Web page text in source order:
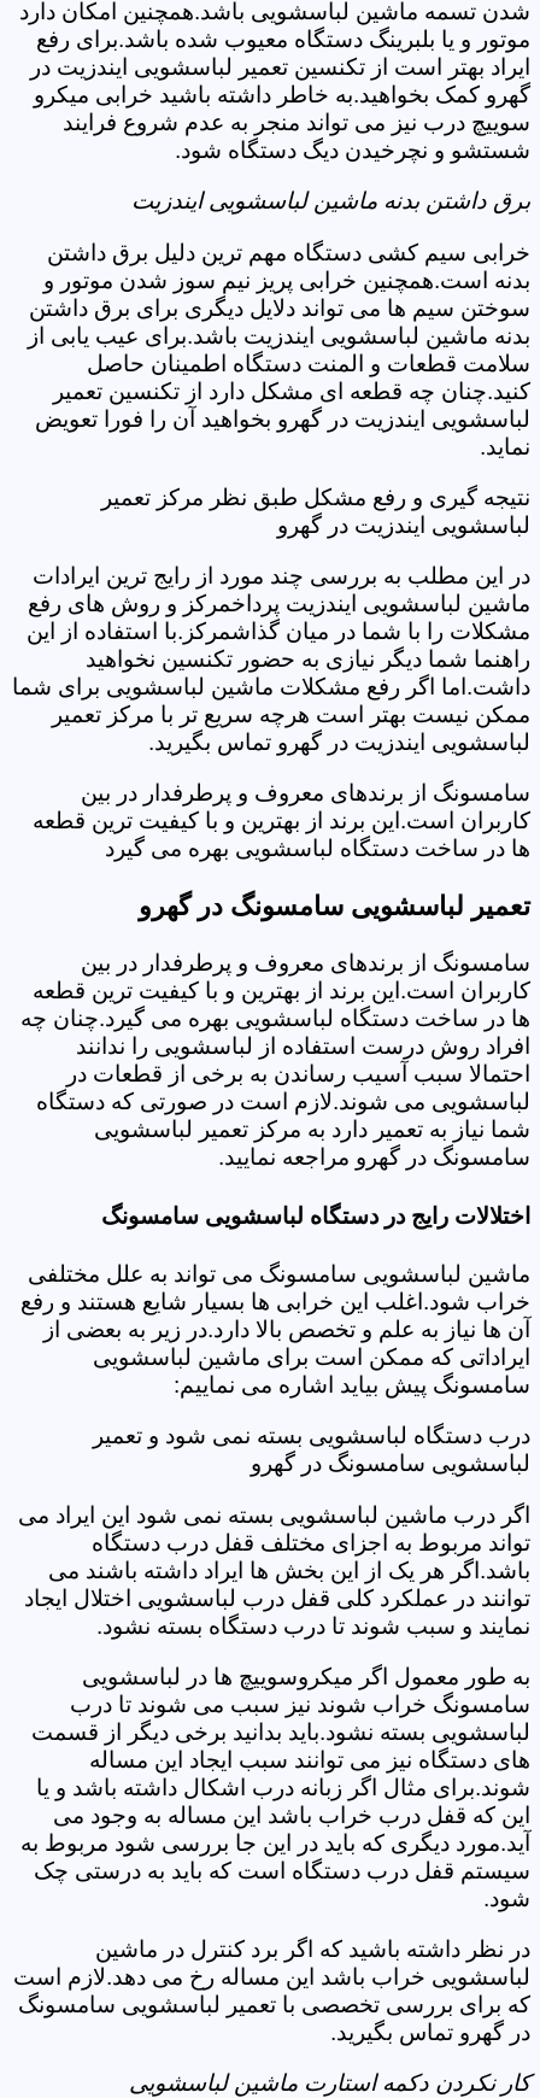
شدن تسمه ماشین لباسشویی باشد.همچنین امکان دارد
موتور و یا بلبرینگ دستگاه معیوب شده باشد.برای رفع
ایراد بهتر است از تکنسین تعمیر لباسشویی ایندزیت در
گهرو کمک بخواهید.به خاطر داشته باشید خرابی میکرو
سوییچ درب نیز می تواند منجر به عدم شروع فرایند
شستشو و نچرخیدن دیگ دستگاه شود.
برق داشتن بدنه ماشین لباسشویی ایندزیت
خرابی سیم کشی دستگاه مهم ترین دلیل برق داشتن
بدنه است.همچنین خرابی پریز نیم سوز شدن موتور و
سوختن سیم ها می تواند دلایل دیگری برای برق داشتن
بدنه ماشین لباسشویی ایندزیت باشد.برای عیب یابی از
سلامت قطعات و المنت دستگاه اطمینان حاصل
کنید.چنان چه قطعه ای مشکل دارد از تکنسین تعمیر
لباسشویی ایندزیت در گهرو بخواهید آن را فورا تعویض
نماید.
نتیجه گیری و رفع مشکل طبق نظر مرکز تعمیر
لباسشویی ایندزیت در گهرو
در این مطلب به بررسی چند مورد از رایج ترین ایرادات
ماشین لباسشویی ایندزیت پرداخمرکز و روش های رفع
مشکلات را با شما در میان گذاشمرکز.با استفاده از این
راهنما شما دیگر نیازی به حضور تکنسین نخواهید
داشت.اما اگر رفع مشکلات ماشین لباسشویی برای شما
ممکن نیست بهتر است هرچه سریع تر با مرکز تعمیر
لباسشویی ایندزیت در گهرو تماس بگیرید.
سامسونگ از برندهای معروف و پرطرفدار در بین
کاربران است.این برند از بهترین و با کیفیت ترین قطعه
ها در ساخت دستگاه لباسشویی بهره می گیرد
تعمیر لباسشویی سامسونگ در گهرو
سامسونگ از برندهای معروف و پرطرفدار در بین
کاربران است.این برند از بهترین و با کیفیت ترین قطعه
ها در ساخت دستگاه لباسشویی بهره می گیرد.چنان چه
افراد روش درست استفاده از لباسشویی را ندانند
احتمالا سبب آسیب رساندن به برخی از قطعات در
لباسشویی می شوند.لازم است در صورتی که دستگاه
شما نیاز به تعمیر دارد به مرکز تعمیر لباسشویی
سامسونگ در گهرو مراجعه نمایید.
اختلالات رایج در دستگاه لباسشویی سامسونگ
ماشین لباسشویی سامسونگ می تواند به علل مختلفی
خراب شود.اغلب این خرابی ها بسیار شایع هستند و رفع
آن ها نیاز به علم و تخصص بالا دارد.در زیر به بعضی از
ایراداتی که ممکن است برای ماشین لباسشویی
سامسونگ پیش بیاید اشاره می نماییم:
درب دستگاه لباسشویی بسته نمی شود و تعمیر
لباسشویی سامسونگ در گهرو
اگر درب ماشین لباسشویی بسته نمی شود این ایراد می
تواند مربوط به اجزای مختلف قفل درب دستگاه
باشد.اگر هر یک از این بخش ها ایراد داشته باشند می
توانند در عملکرد کلی قفل درب لباسشویی اختلال ایجاد
نمایند و سبب شوند تا درب دستگاه بسته نشود.
به طور معمول اگر میکروسوییچ ها در لباسشویی
سامسونگ خراب شوند نیز سبب می شوند تا درب
لباسشویی بسته نشود.باید بدانید برخی دیگر از قسمت
های دستگاه نیز می توانند سبب ایجاد این مساله
شوند.برای مثال اگر زبانه درب اشکال داشته باشد و یا
این که قفل درب خراب باشد این مساله به وجود می
آید.مورد دیگری که باید در این جا بررسی شود مربوط به
سیستم قفل درب دستگاه است که باید به درستی چک
شود.
در نظر داشته باشید که اگر برد کنترل در ماشین
لباسشویی خراب باشد این مساله رخ می دهد.لازم است
که برای بررسی تخصصی با تعمیر لباسشویی سامسونگ
در گهرو تماس بگیرید.
کار نکردن دکمه استارت ماشین لباسشویی